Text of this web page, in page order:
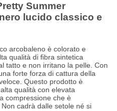
Summer
lucido classico e
arcobaleno è colorato e
qualità di fibra sintetica
tatto e non irritano la pelle. Con
forte forza di cattura della
Questo prodotto è
qualità con elevata
compressione che è
Non cadrà dalle setole né si